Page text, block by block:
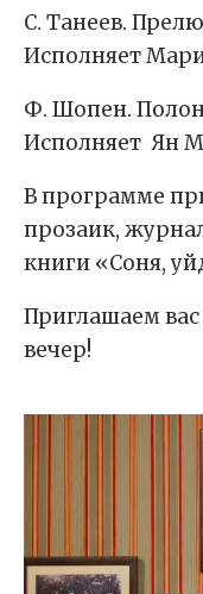
С. Танеев.
Исполняет
Ф. Шопен.
Исполняет Ян
В программе
прозаик,
книги «Соня,
Приглашаем вас
вечер!